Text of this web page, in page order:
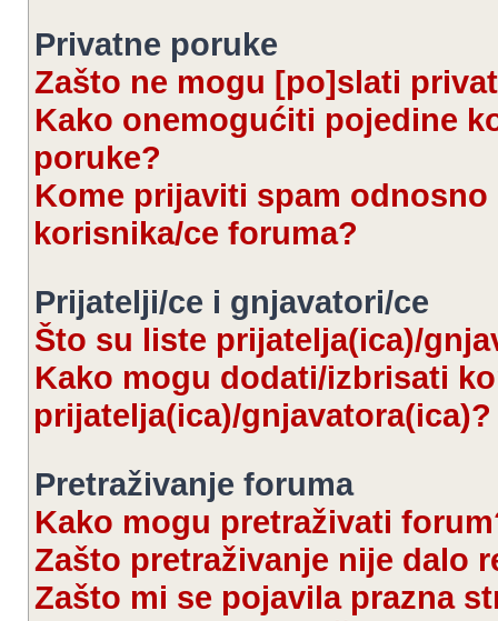
Privatne poruke
Zašto ne mogu [po]slati
Kako onemogućiti pojedine
poruke?
Kome prijaviti spam
korisnika/ce foruma?
Prijatelji/ce i gnjavatori/ce
Što su liste prijatelja(ica)/
Kako mogu dodati/izbrisati
prijatelja(ica)/gnjavatora(ica)?
Pretraživanje foruma
Kako mogu pretraživati
Zašto pretraživanje nije dalo
Zašto mi se pojavila prazna